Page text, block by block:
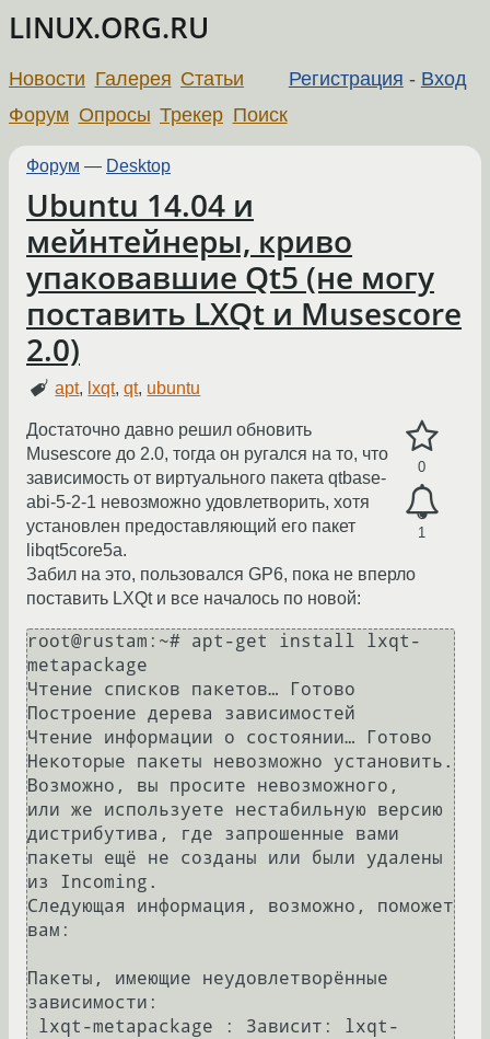
LINUX.ORG.RU
Регистрация - Вход
Новости Галерея Статьи
Форум Опросы Трекер Поиск
Форум — Desktop
Ubuntu 14.04 и
мейнтейнеры, криво
упаковавшие Qt5 (не могу
поставить LXQt и Musescore
2.0)
apt, lxqt,qt, ubuntu
0
1
Достаточно давно решил обновить
Musescore до 2.0, тогда он ругался на то, что
зависимость от виртуального пакета qtbase-
abi-5-2-1 невозможно удовлетворить, хотя
установлен предоставляющий его пакет
libqt5core5a.
Забил на это, пользовался GP6, пока не вперло
поставить LXQt и все началось по новой:
root@rustam:~# apt-get install lxqt-
metapackage
Чтение списков пакетов… Готово
Построение дерева зависимостей
Чтение информации о состоянии… Готово
Некоторые пакеты невозможно установить.
Возможно, вы просите невозможного,
или же используете нестабильную версию
дистрибутива, где запрошенные вами
пакеты ещё не созданы или были удалены
из Incoming.
Следующая информация, возможно, поможет
вам:
Пакеты, имеющие неудовлетворённые
зависимости: